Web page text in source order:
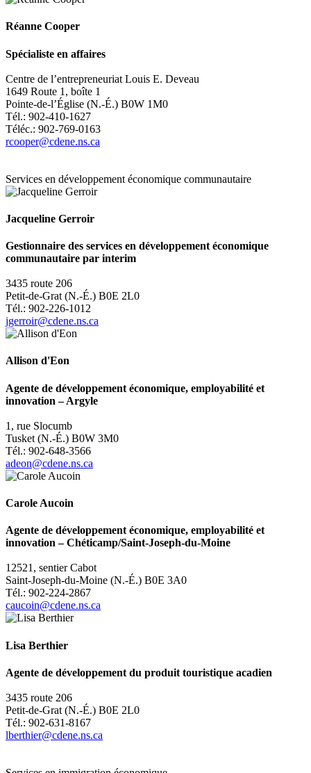
Réanne Cooper
Spécialiste en affaires
Centre de l’entrepreneuriat Louis E. Deveau
1649 Route 1, boîte 1
Pointe-de-l’Église (N.-É.) B0W 1M0
Tél.: 902-410-1627
Téléc.: 902-769-0163
rcooper@cdene.ns.ca
Services en développement économique communautaire
Jacqueline Gerroir
Gestionnaire des services en développement économique
communautaire par interim
3435 route 206
Petit-de-Grat (N.-É.) B0E 2L0
Tél.: 902-226-1012
jgerroir@cdene.ns.ca
Allison d'Eon
Agente de développement économique, employabilité et
innovation–Argyle
1, rue Slocumb
Tusket (N.-É.) B0W 3M0
Tél.: 902-648-3566
adeon@cdene.ns.ca
Carole Aucoin
Agente de développement économique, employabilité et
innovation–Chéticamp/Saint-Joseph-du-Moine
12521, sentier Cabot
Saint-Joseph-du-Moine (N.-É.) B0E 3A0
Tél.: 902-224-2867
caucoin@cdene.ns.ca
Lisa Berthier
Agente de développement du produit touristique acadien
3435 route 206
Petit-de-Grat (N.-É.) B0E 2L0
Tél.: 902-631-8167
lberthier@cdene.ns.ca